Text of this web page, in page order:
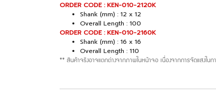
ORDER CODE : KEN-010-2120K
Shank (mm) : 12 x 12
Overall Length : 100
ORDER CODE : KEN-010-2160K
Shank (mm) : 16 x 16
Overall Length : 110
** สินค้าจริงอาจแตกต่างจากภาพในหน้าจอ เนื่องจากการจัดแสงใ